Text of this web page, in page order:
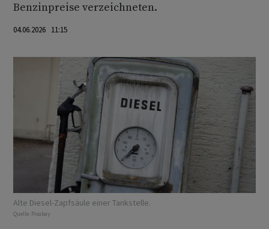
Benzinpreise verzeichneten.
04.06.2026 11:15
Alte Diesel-Zapfsäule einer Tankstelle.
Quelle: Pixabay